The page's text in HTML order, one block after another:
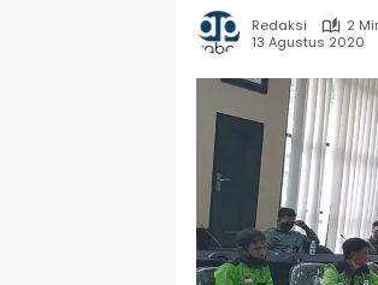
Redaksi
2
13 Agustus 2020